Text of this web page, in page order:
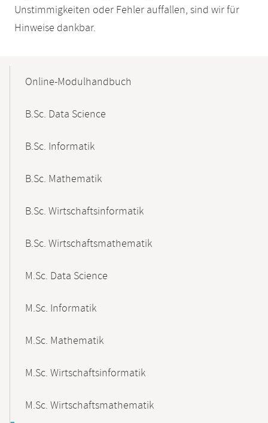
Unstimmigkeiten oder Fehler auffallen, sind wir für
Hinweise dankbar.
NavigationOnline-Modulhandbuch
B.Sc. Data Science
B.Sc. Informatik
B.Sc. Mathematik
B.Sc. Wirtschaftsinformatik
B.Sc. Wirtschaftsmathematik
M.Sc. Data Science
M.Sc. Informatik
M.Sc. Mathematik
M.Sc. Wirtschaftsinformatik
M.Sc. Wirtschaftsmathematik